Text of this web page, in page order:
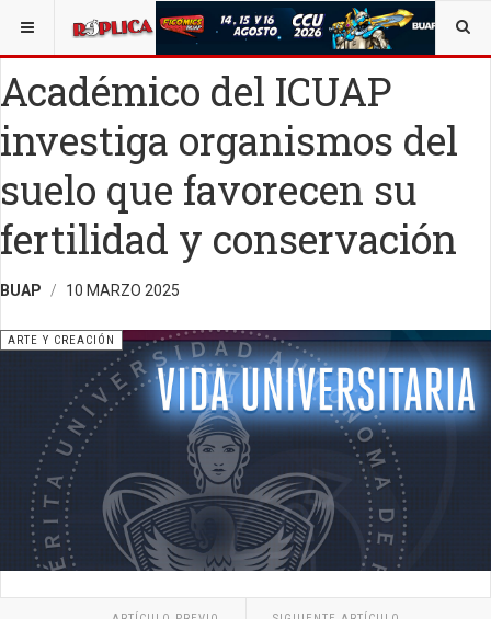
ESTÁ AQUÍ: ARTE
Académico del ICUAP
investiga organismos del
suelo que favorecen su
fertilidad y conservación
BUAP 10 MARZO 2025
ARTE Y CREACIÓN